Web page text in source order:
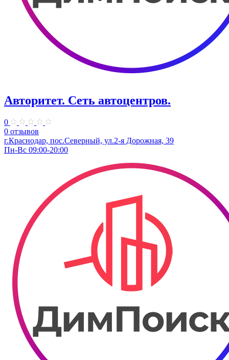
Авторитет. ​Сеть автоцентров.
0
0 отзывов
г.Краснодар, пос.Северный, ул.2-я ​Дорожная, 39​
Пн-Вс 09:00-20:00